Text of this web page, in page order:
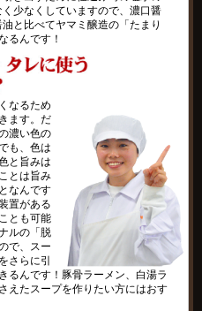
少なくしていますので、濃口醤
と比べてヤマミ醸造の「たまり
るんです！
なるため
ます。だ
濃い色の
も、色は
と旨みは
とは旨み
なんです
置がある
とも可能
ルの「脱
で、スー
さらに引
るんです！豚骨ラーメン、白湯ラ
えたスープを作りたい方にはおす